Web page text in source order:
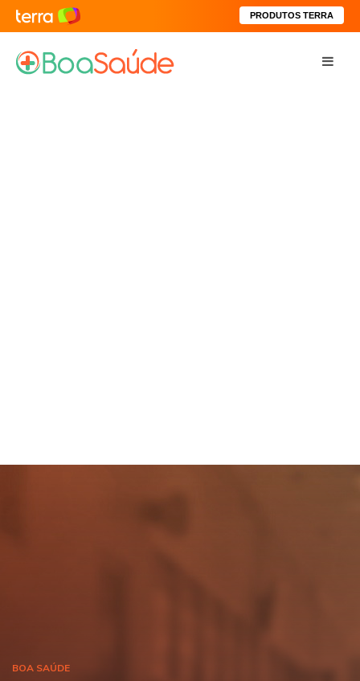
PRODUTOS TERRA
BOA SAÚDE